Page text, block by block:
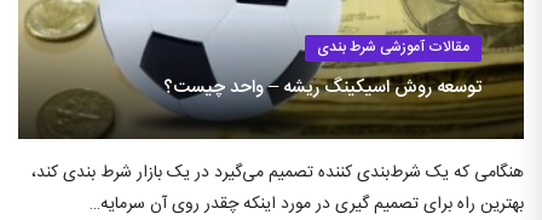
مقالات آموزشی شرط بندی
توسعه روش اسیکینگ ریشه – واحد چیست؟
هنگامی که یک شرط‌بندی کننده تصمیم می‌گیرد در یک بازار شرط بندی کند،
بهترین راه برای تصمیم گیری در مورد اینکه چقدر روی آن سرمایه…